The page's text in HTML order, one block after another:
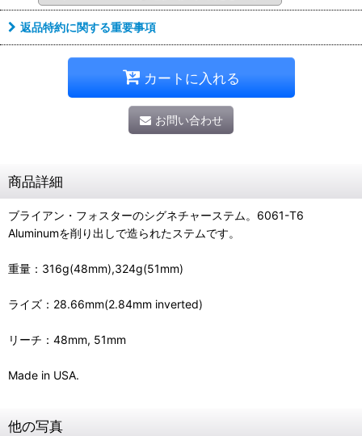
返品特約に関する重要事項
カートに入れる
お問い合わせ
商品詳細
ブライアン・フォスターのシグネチャーステム。6061-T6
Aluminumを削り出しで造られたステムです。
重量：316g(48mm),324g(51mm)
ライズ：28.66mm(2.84mm inverted)
リーチ：48mm, 51mm
Made in USA.
他の写真